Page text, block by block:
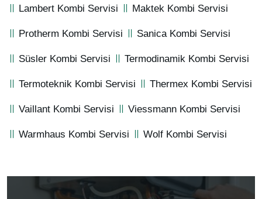
Lambert Kombi Servisi Maktek Kombi Servisi
Protherm Kombi Servisi Sanica Kombi Servisi
Süsler Kombi Servisi Termodinamik Kombi Servisi
Termoteknik Kombi Servisi Thermex Kombi Servisi
Vaillant Kombi Servisi Viessmann Kombi Servisi
Warmhaus Kombi Servisi Wolf Kombi Servisi